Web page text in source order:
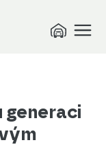
generaci